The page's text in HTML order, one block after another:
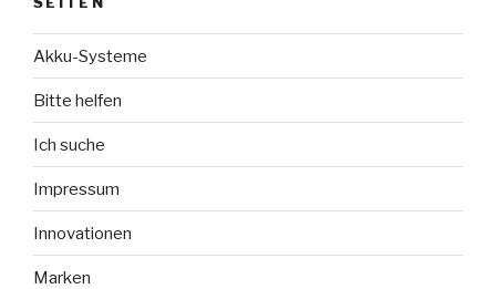
Akku-Systeme
Bitte helfen
Ich suche
Impressum
Innovationen
Marken